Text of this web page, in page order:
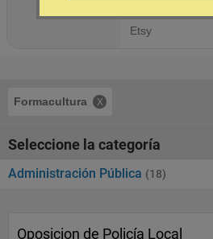
Formacultura
Seleccione la categoría
Administración Pública (18)
Oposicion de Policía Local